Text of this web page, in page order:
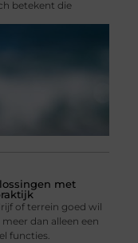
betekent die
met
of terrein goed wil
dan alleen een
functies.